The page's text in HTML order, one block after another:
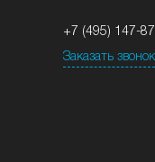
+7 (495) 147-
Заказать звонок